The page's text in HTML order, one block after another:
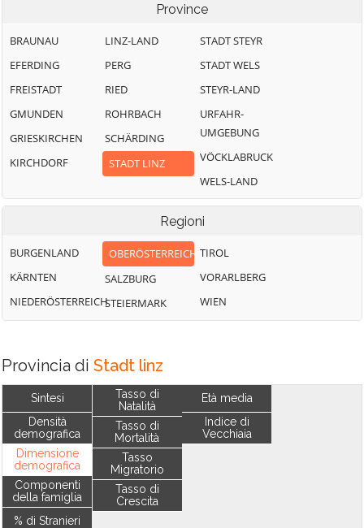
Province
BRAUNAU
EFERDING
FREISTADT
GMUNDEN
GRIESKIRCHEN
KIRCHDORF
LINZ-LAND
PERG
RIED
ROHRBACH
SCHÄRDING
STADT LINZ
STADT STEYR
STADT WELS
STEYR-LAND
URFAHR-
UMGEBUNG
VÖCKLABRUCK
WELS-LAND
Regioni
BURGENLAND
KÄRNTEN
NIEDERÖSTERREICH
OBERÖSTERREICH
SALZBURG
STEIERMARK
TIROL
VORARLBERG
WIEN
Provincia di Stadt linz
Sintesi
Densità
demografica
Dimensione
demografica
Componenti
della famiglia
% di Stranieri
Tasso di
Natalità
Tasso di
Mortalità
Tasso
Migratorio
Tasso di
Crescita
Età media
Indice di
Vecchiaia